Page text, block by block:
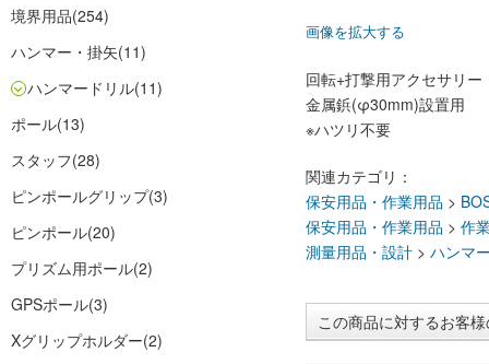
境界用品(254)
ハンマー・掛矢(11)
ハンマードリル(11)
ポール(13)
スタッフ(28)
ピンポールグリップ(3)
ピンポール(20)
プリズム用ポール(2)
GPSポール(3)
Xグリップホルダー(2)
画像を拡大する
回転+打撃用アクセサリー
金属鋲(φ30mm)設置用
※ハツリ不要
関連カテゴリ：
保安用品・作業用品 >
保安用品・作業用品 > 作
測量用品・設計 > ハンマ
この商品に対するお客